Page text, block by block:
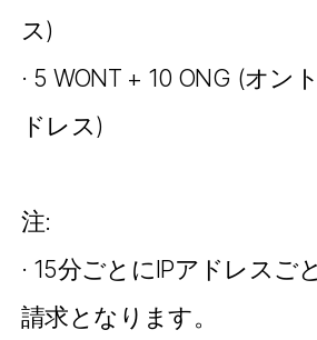
ス)
· 5 WONT + 10 ONG (オン
ドレス)
注:
· 15分ごとにIPアドレスご
請求となります。